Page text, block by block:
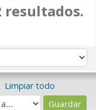
resultados.
Limpiar todo